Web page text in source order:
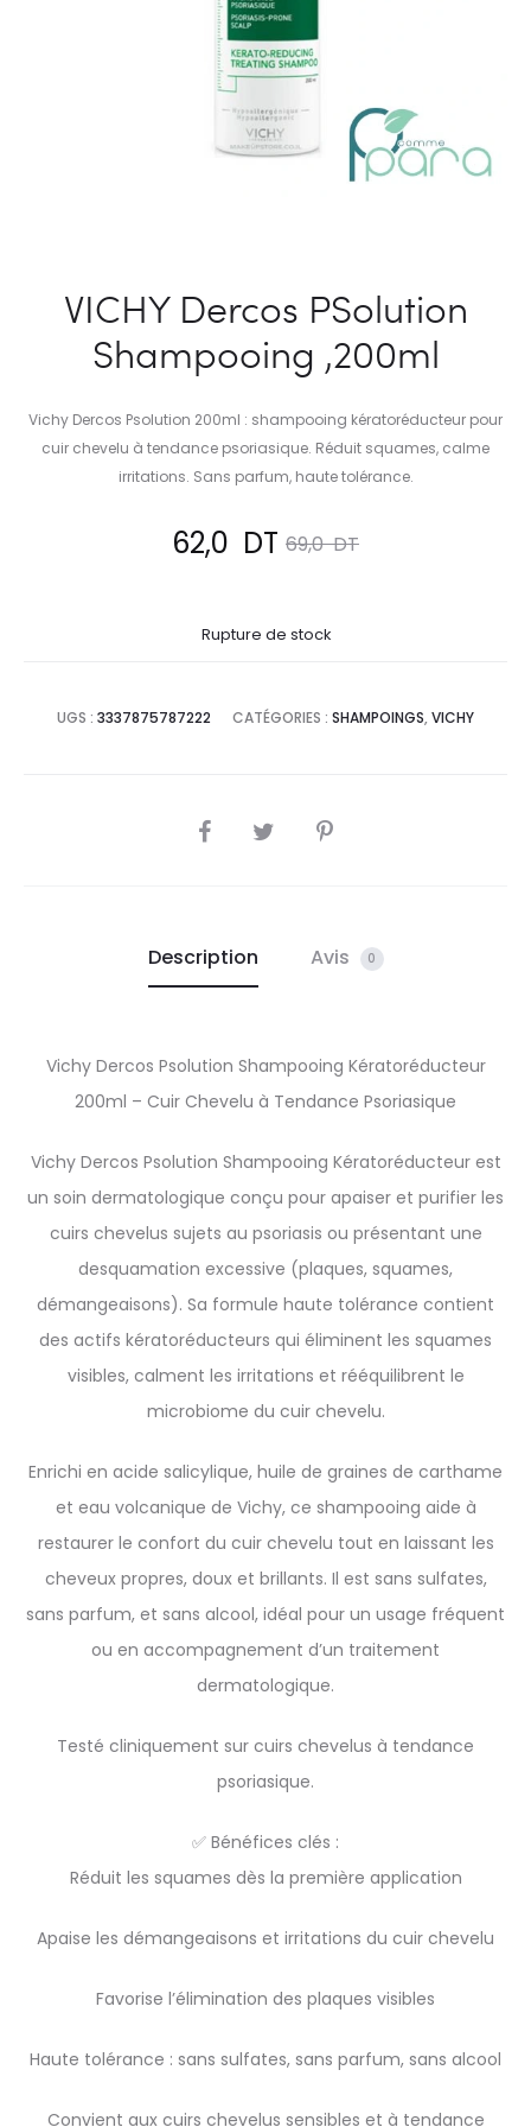
VICHY Dercos PSolution
Shampooing ,200ml
Vichy Dercos Psolution 200ml : shampooing kératoréducteur pour
cuir chevelu à tendance psoriasique. Réduit squames, calme
irritations. Sans parfum, haute tolérance.
69,0DT
Le
initial
était :
DT.
62,0 DT
est :
Rupture de stock
UGS : 3337875787222 CATÉGORIES : SHAMPOINGS, VICHY
SHARE
Description Avis 0
Vichy Dercos Psolution Shampooing Kératoréducteur
200ml – Cuir Chevelu à Tendance Psoriasique
Vichy Dercos Psolution Shampooing Kératoréducteur est
un soin dermatologique conçu pour apaiser et purifier les
cuirs chevelus sujets au psoriasis ou présentant une
desquamation excessive (plaques, squames,
démangeaisons). Sa formule haute tolérance contient
des actifs kératoréducteurs qui éliminent les squames
visibles, calment les irritations et rééquilibrent le
microbiome du cuir chevelu.
Enrichi en acide salicylique, huile de graines de carthame
et eau volcanique de Vichy, ce shampooing aide à
restaurer le confort du cuir chevelu tout en laissant les
cheveux propres, doux et brillants. Il est sans sulfates,
sans parfum, et sans alcool, idéal pour un usage fréquent
ou en accompagnement d’un traitement
dermatologique.
Testé cliniquement sur cuirs chevelus à tendance
psoriasique.
✅ Bénéfices clés :
Réduit les squames dès la première application
Apaise les démangeaisons et irritations du cuir chevelu
Favorise l’élimination des plaques visibles
Haute tolérance : sans sulfates, sans parfum, sans alcool
Convient aux cuirs chevelus sensibles et à tendance